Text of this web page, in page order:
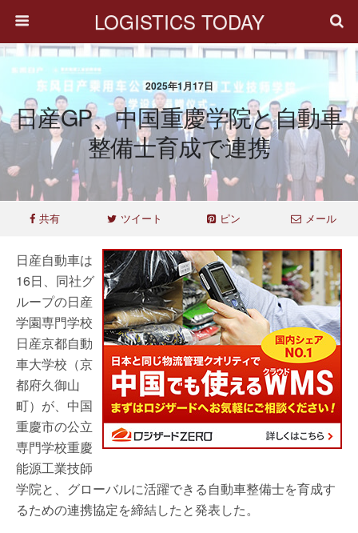
LOGISTICS TODAY
2025年1月17日
日産GP、中国重慶学院と自動車
整備士育成で連携
共有 ツイート ピン メール
日産自動車は
16日、同社グ
ループの日産
学園専門学校
日産京都自動
車大学校（京
都府久御山
町）が、中国
重慶市の公立
専門学校重慶
能源工業技師
学院と、グローバルに活躍できる自動車整備士を育成す
るための連携協定を締結したと発表した。